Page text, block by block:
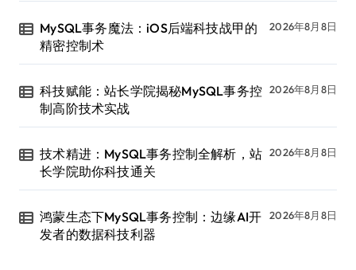
MySQL事务魔法：iOS后端科技战甲的
精密控制术
2026年8月8日
科技赋能：站长学院揭秘MySQL事务控
制高阶技术实战
2026年8月8日
技术精进：MySQL事务控制全解析，站
长学院助你科技通关
2026年8月8日
鸿蒙生态下MySQL事务控制：边缘AI开
发者的数据科技利器
2026年8月8日